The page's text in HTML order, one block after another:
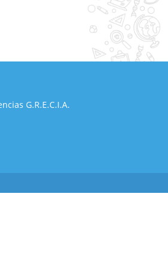
G.R.E.C.I.A.